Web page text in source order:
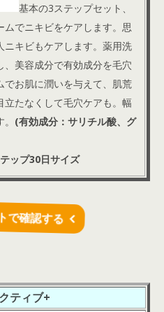
基本の3ステップセット、
でニキビをケアします。思
キビもケアします。薬用洗
美容成分で有効成分を毛穴
お肌に潤いを与えて、肌荒
たなくして毛穴ケアも。幅
(有効成分：サリチル酸、グ
ップ30日サイズ
で確認する
ティブ+